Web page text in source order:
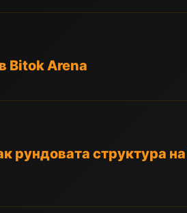
Bitok Arena
рундовата структура